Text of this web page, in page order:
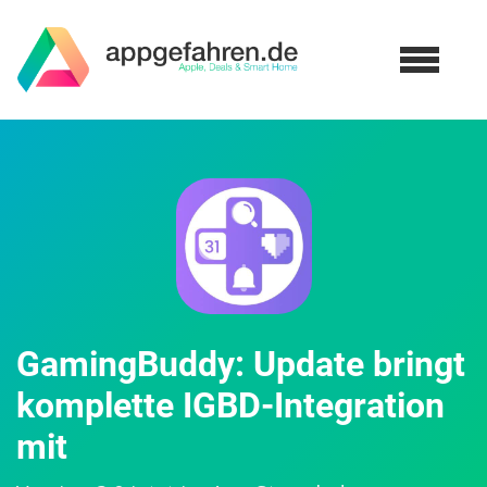
GamingBuddy: Update bringt
komplette IGBD-Integration
mit